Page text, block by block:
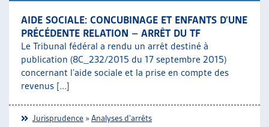
AIDE SOCIALE: CONCUBINAGE ET ENFANTS D’UNE
PRÉCÉDENTE RELATION – ARRÊT DU TF
Le Tribunal fédéral a rendu un arrêt destiné à
publication (8C_232/2015 du 17 septembre 2015)
concernant l’aide sociale et la prise en compte des
revenus [...]
Jurisprudence »Analyses d'arrêts